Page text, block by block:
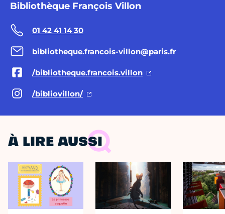
Bibliothèque François Villon
01 42 41 14 30
bibliotheque.francois-villon@paris.fr
/bibliotheque.francois.villon
/bibliovillon/
À LIRE AUSSI